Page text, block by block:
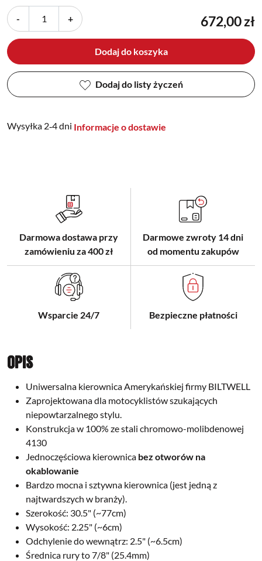
- + 672,00 zł
Dodaj do koszyka
Dodaj do listy życzeń
Wysyłka 2‑4 dni Informacje o dostawie
Darmowa dostawa przy
zamówieniu za 400 zł
Darmowe zwroty 14 dni
od momentu zakupów
Wsparcie 24/7 Bezpieczne płatności
Opis
Uniwersalna kierownica Amerykańskiej firmy BILTWELL
Zaprojektowana dla motocyklistów szukających
niepowtarzalnego stylu.
Konstrukcja w 100% ze stali chromowo-molibdenowej
4130
Jednoczęściowa kierownica bez otworów na
okablowanie
Bardzo mocna i sztywna kierownica (jest jedną z
najtwardszych w branży).
Szerokość: 30.5" (~77cm)
Wysokość: 2.25" (~6cm)
Odchylenie do wewnątrz: 2.5" (~6.5cm)
Średnica rury to 7/8" (25.4mm)